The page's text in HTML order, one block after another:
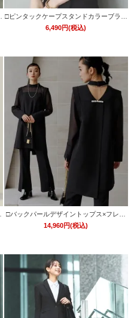
□ピンタックケープスタンドカラーブラウ
ス「T1119」/ 学校行事・通勤・ビジネ
6,490円(税込)
□バックパールデザイントップス×フレア
スリットパンツセットアップ「PA1176」/
14,960円(税込)